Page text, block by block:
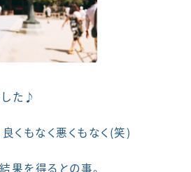
た♪
くもなく悪くもなく(笑)
果を得るとの事。